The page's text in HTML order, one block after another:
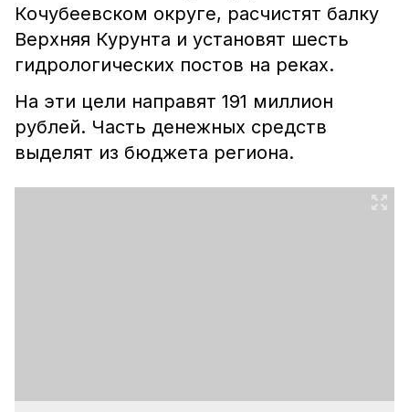
Кочубеевском округе, расчистят балку
Верхняя Курунта и установят шесть
гидрологических постов на реках.
На эти цели направят 191 миллион
рублей. Часть денежных средств
выделят из бюджета региона.